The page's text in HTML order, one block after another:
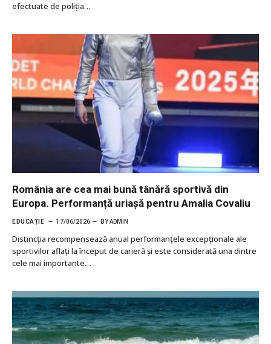
efectuate de poliția…
România are cea mai bună tânără sportivă din
Europa. Performanță uriașă pentru Amalia Covaliu
EDUCAȚIE 17/06/2026 BYADMIN
Distincția recompensează anual performanțele excepționale ale
sportivilor aflați la început de carieră și este considerată una dintre
cele mai importante…